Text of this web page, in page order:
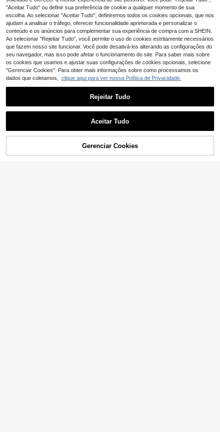
ornos para costura, figurinos de pal
co, acessórios de vestuário e artesa
nato - fáceis de aplicar, duráveis e
de longa duração.
4 ,18€
ADICIONAR AO CARRINHO
"Aceitar Tudo" ou definir sua preferência de cookie a qualquer momento de sua
escolha. Ao selecionar "Aceitar Tudo", definiremos todos os cookies opcionais, que nos
ajudam a analisar o tráfego, oferecer funcionalidade aprimorada e personalizar o
conteúdo e os anúncios para complementar sua experiência de compra com a SHEIN.
Ao selecionar "Rejeitar Tudo", você permite o uso de cookies estritamente necessários
que fazem nosso site funcionar. Você pode desativá-los alterando as configurações do
seu navegador, mas isso pode afetar o funcionamento do site. Para saber mais sobre
os cookies que usamos e ajustar suas configurações de cookies opcionais, selecione
"Gerenciar Cookies". Para obter mais informações sobre como processamos os
dados que coletamos, clique aqui para ver nossa Política de Privacidade.
Rejeitar Tudo
Aceitar Tudo
Gerenciar Cookies